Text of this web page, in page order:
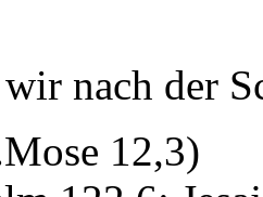
nach der
12,3)